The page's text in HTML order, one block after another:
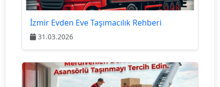
İzmir Evden Eve Taşımacılık Rehberi
31.03.2026